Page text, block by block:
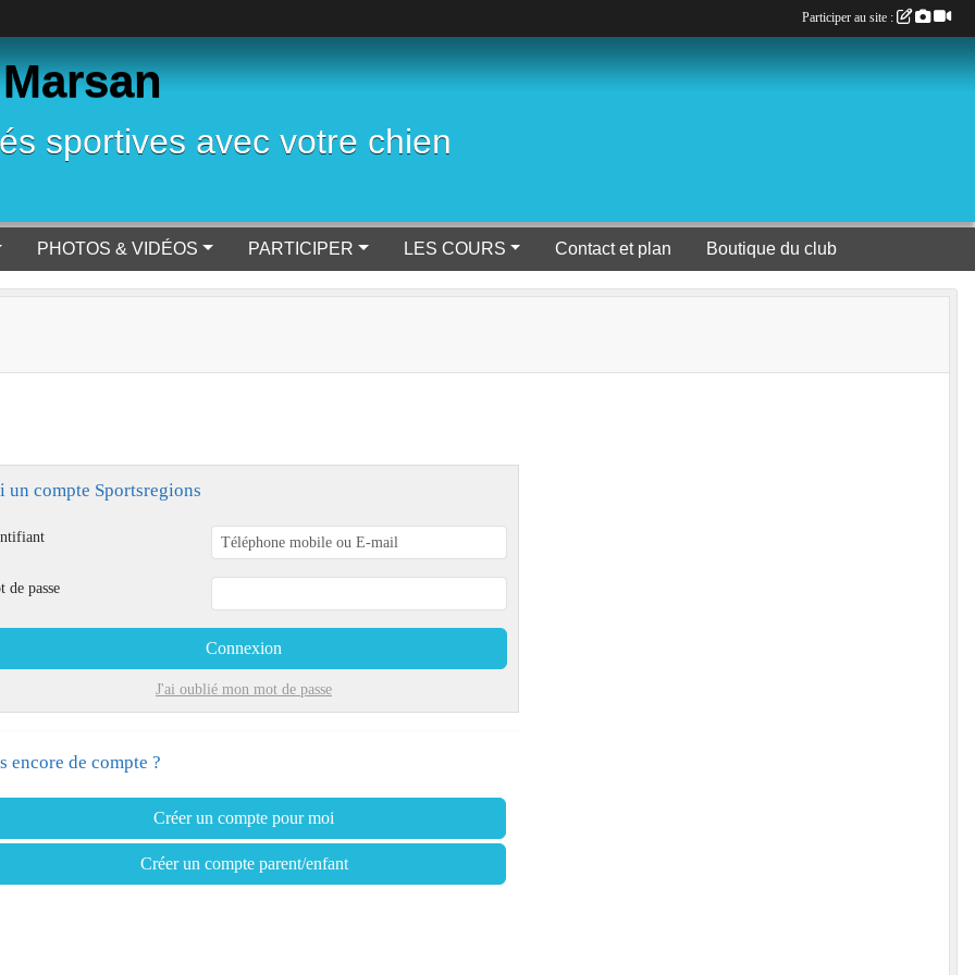
sportives avec votre chien
PHOTOS & VIDÉOS PARTICIPER LES COURS Contact et plan Boutique du club
un compte Sportsregions
de passe
Connexion
J'ai oublié mon mot de passe
encore de compte ?
Créer un compte pour moi
Créer un compte parent/enfant
Participer au site :